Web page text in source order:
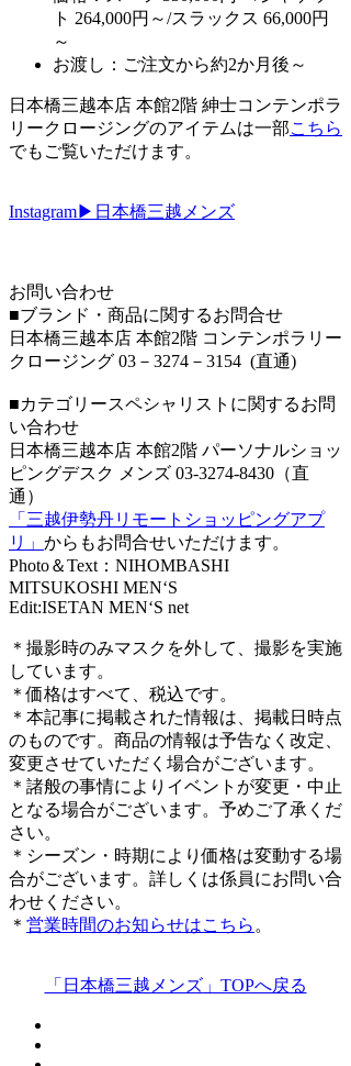
ト 264,000円～/スラックス 66,000円
～
お渡し：ご注文から約2か月後～
日本橋三越本店 本館2階 紳士コンテンポラ
リークロージングのアイテムは一部こちら
でもご覧いただけます。
Instagram▶日本橋三越メンズ
お問い合わせ
■ブランド・商品に関するお問合せ
日本橋三越本店 本館2階 コンテンポラリー
クロージング 03－3274－3154 (直通)
■カテゴリースペシャリストに関するお問
い合わせ
日本橋三越本店 本館2階 パーソナルショッ
ピングデスク メンズ 03-3274-8430（直
通）
「三越伊勢丹リモートショッピングアプ
リ」 からもお問合せいただけます。
Photo＆Text：NIHOMBASHI
MITSUKOSHI MEN‘S
Edit:ISETAN MEN‘S net
＊撮影時のみマスクを外して、撮影を実施
しています。
＊価格はすべて、税込です。
＊本記事に掲載された情報は、掲載日時点
のものです。商品の情報は予告なく改定、
変更させていただく場合がございます。
＊諸般の事情によりイベントが変更・中止
となる場合がございます。予めご了承くだ
さい。
＊シーズン・時期により価格は変動する場
合がございます。詳しくは係員にお問い合
わせください。
＊ 営業時間のお知らせはこちら 。
「日本橋三越メンズ」TOPへ戻る